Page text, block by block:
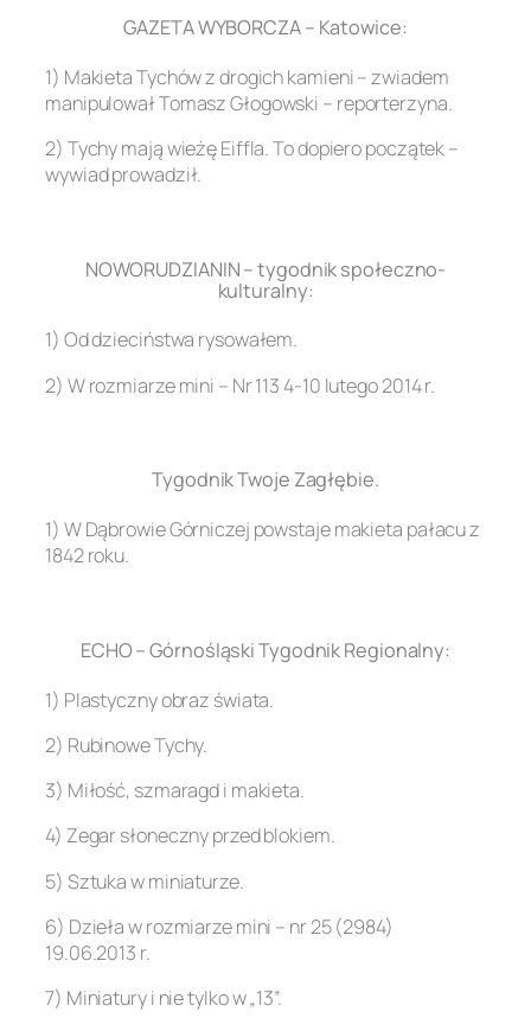
GAZETA WYBORCZA – Katowice:
1) Makieta Tychów z drogich kamieni – zwiadem
manipulował Tomasz Głogowski – reporterzyna.
2) Tychy mają wieżę Eiffla. To dopiero początek –
wywiad prowadził.
NOWORUDZIANIN – tygodnik społeczno-
kulturalny:
1) Od dzieciństwa rysowałem.
2) W rozmiarze mini – Nr 113 4-10 lutego 2014 r.
Tygodnik Twoje Zagłębie.
1) W Dąbrowie Górniczej powstaje makieta pałacu z
1842 roku.
ECHO – Górnośląski Tygodnik Regionalny:
1) Plastyczny obraz świata.
2) Rubinowe Tychy.
3) Miłość, szmaragd i makieta.
4) Zegar słoneczny przed blokiem.
5) Sztuka w miniaturze.
6) Dzieła w rozmiarze mini – nr 25 (2984)
19.06.2013 r.
7) Miniatury i nie tylko w „13”.